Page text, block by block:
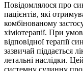
Повідомлялося про
пацієнтів, які
комбінованому
хіміотерапії. При
відповідної терапії
зазвичай піддається
летальні наслідки.
системну судинну